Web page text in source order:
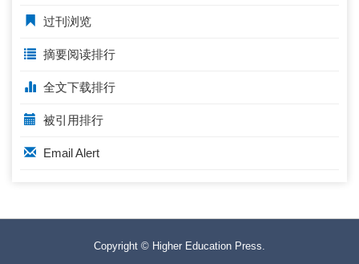
过刊浏览
摘要阅读排行
全文下载排行
被引用排行
Email Alert
Copyright © Higher Education Press.